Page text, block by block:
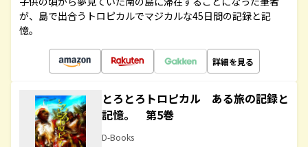
が、島で出合うトロピカルでマジカルな45日間の記録と記
憶。
詳細を見る
とろとろトロピカル ある旅の記録と
記憶。 第5巻
D-Books